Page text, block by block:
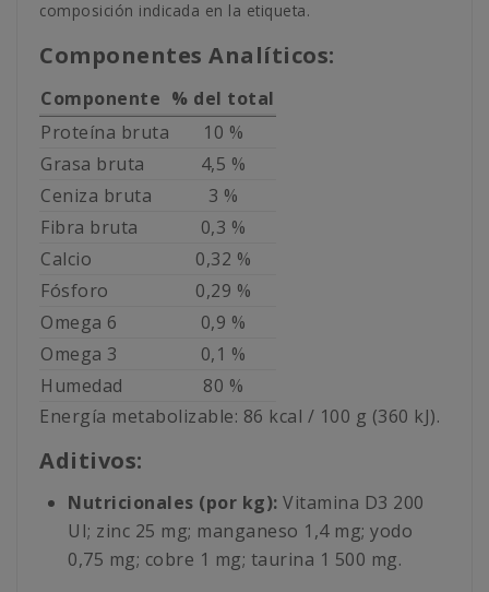
composición indicada en la etiqueta.
Componentes Analíticos:
Componente % del total
Proteína bruta
10 %
Grasa bruta
4,5 %
Ceniza bruta
3 %
Fibra bruta
0,3 %
Calcio
0,32 %
Fósforo
0,29 %
Omega 6
0,9 %
Omega 3
0,1 %
Humedad
80 %
Energía metabolizable: 86 kcal / 100 g (360 kJ).
Aditivos:
Nutricionales (por kg): Vitamina D3 200
UI; zinc 25 mg; manganeso 1,4 mg; yodo
0,75 mg; cobre 1 mg; taurina 1 500 mg.